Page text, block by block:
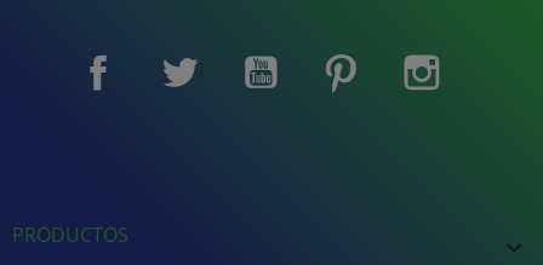
Facebook Twitter YouTube Pinterest
PRODUCTOS 